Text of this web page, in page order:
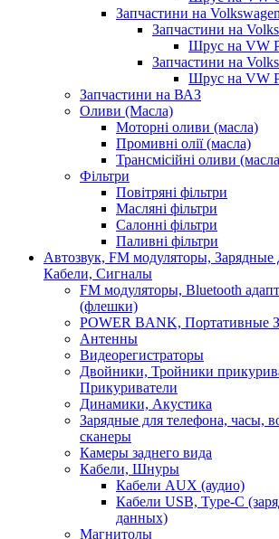
Запчастини на
Запчастини на
Шрус на VW
Запчастини на
Шрус на VW
Запчастини на ВАЗ
Оливи (Масла)
Моторні оливи (масла)
Промивні олії (масла)
Трансмісійні оливи
Фільтри
Повітряні фільтри
Масляні фільтри
Салонні фільтри
Паливні фільтри
Автозвук, FM модуляторы, Зарядные
Кабели, Сигналы
FM модуляторы, Bluetooth
(флешки)
POWER BANK, Портативные
Антенны
Видеорегистраторы
Двойники, Тройники
Прикуриватели
Динамики, Акустика
Зарядные для телефона, часы,
сканеры
Камеры заднего вида
Кабели, Шнуры
Кабели AUX (аудио)
Кабели USB, Type-C
данных)
Магнитолы